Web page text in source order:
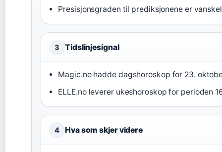
Presisjonsgraden til prediksjonene er
3 Tidslinjesignal
Magic.no hadde dagshoroskop for 23.
ELLE.no leverer ukeshoroskop for perioden
4 Hva som skjer videre